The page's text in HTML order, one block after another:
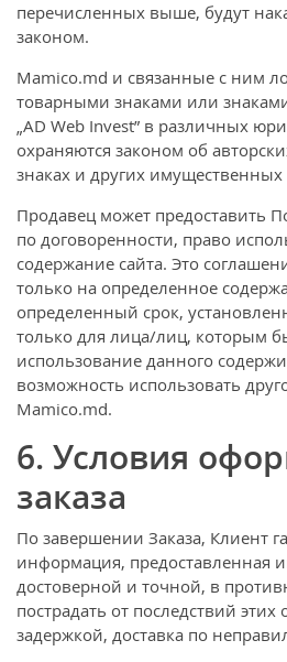
перечисленных выше, будут
законом.
Mamico.md и связанные с ним
товарными знаками или
„AD Web Invest” в различных
охраняются законом об
знаках и других имущественных
Продавец может предоставить
по договоренности, право
содержание сайта. Это
только на определенное
определенный срок,
только для лица/лиц, которым
использование данного
возможность использовать
Mamico.md.
6. Условия
заказа
По завершении Заказа, Клиент
информация, предоставленная
достоверной и точной, в
пострадать от последствий этих
задержкой, доставка по